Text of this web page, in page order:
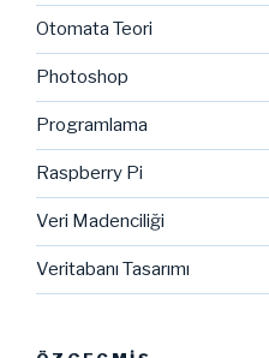
Otomata Teori
Photoshop
Programlama
Raspberry Pi
Veri Madenciliği
Veritabanı Tasarımı